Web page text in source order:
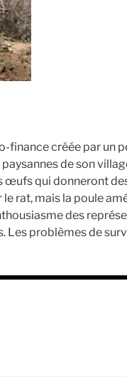
finance créée par un
de son
œufs qui donneront
rat, mais la poule
des
problèmes de